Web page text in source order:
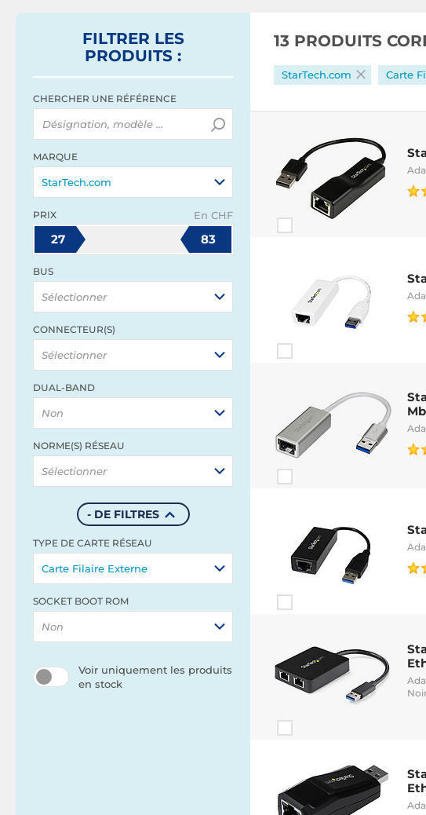
FILTRER LES
PRODUITS :
CHERCHER UNE RÉFÉRENCE
MARQUE
StarTech.com
PRIX En CHF
27 83
BUS
Sélectionner
CONNECTEUR(S)
Sélectionner
DUAL-BAND
Non
NORME(S) RÉSEAU
Sélectionner
- DE FILTRES
TYPE DE CARTE RÉSEAU
Carte Filaire Externe
SOCKET BOOT ROM
Non
Voir uniquement les produits
en stock
13 PRODUITS
StarTech.com Carte